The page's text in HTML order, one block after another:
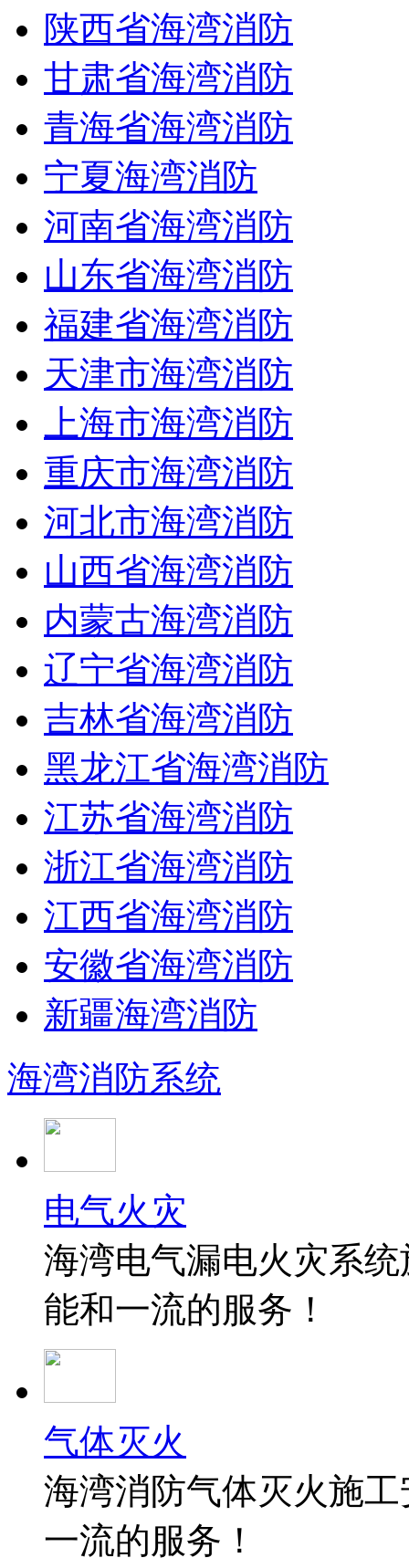
陕西省海湾消防
甘肃省海湾消防
青海省海湾消防
宁夏海湾消防
河南省海湾消防
山东省海湾消防
福建省海湾消防
天津市海湾消防
上海市海湾消防
重庆市海湾消防
河北市海湾消防
山西省海湾消防
内蒙古海湾消防
辽宁省海湾消防
吉林省海湾消防
黑龙江省海湾消防
江苏省海湾消防
浙江省海湾消防
江西省海湾消防
安徽省海湾消防
新疆海湾消防
海湾消防系统
电气火灾
海湾电气漏电火灾系
能和一流的服务！
气体灭火
海湾消防气体灭火施
一流的服务！